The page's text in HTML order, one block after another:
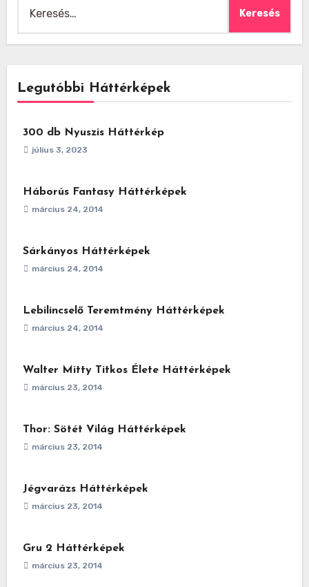
Legutóbbi Háttérképek
300 db Nyuszis Háttérkép
július 3, 2023
Háborús Fantasy Háttérképek
március 24, 2014
Sárkányos Háttérképek
március 24, 2014
Lebilincselő Teremtmény Háttérképek
március 24, 2014
Walter Mitty Titkos Élete Háttérképek
március 23, 2014
Thor: Sötét Világ Háttérképek
március 23, 2014
Jégvarázs Háttérképek
március 23, 2014
Gru 2 Háttérképek
március 23, 2014